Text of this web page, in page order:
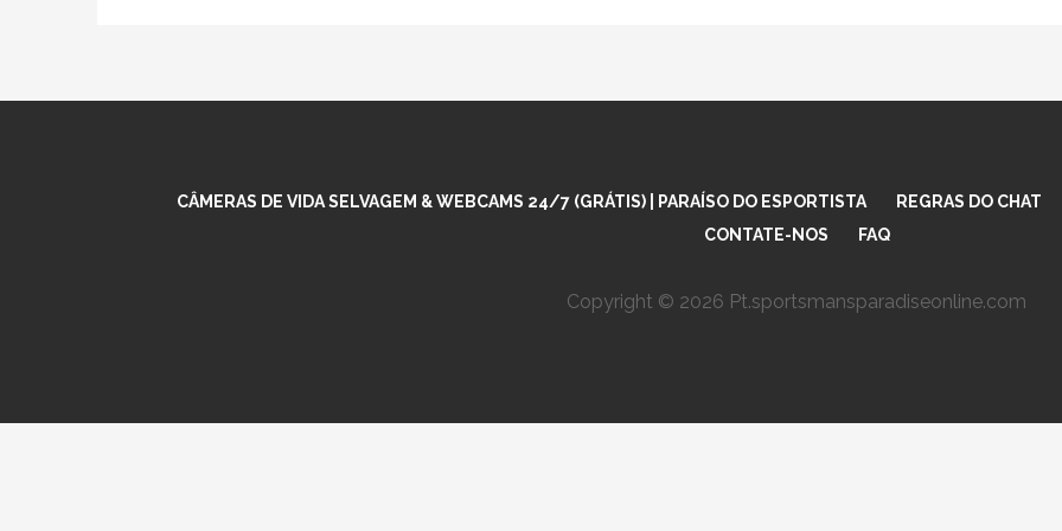
CÂMERAS DE VIDA SELVAGEM & WEBCAMS 24/7 (GRÁTIS) | PARAÍSO DO ESPORTISTA
REGRAS DO CHAT
CONTATE-NOS
FAQ
Copyright © 2026 Pt.sportsmansparadiseonline.com